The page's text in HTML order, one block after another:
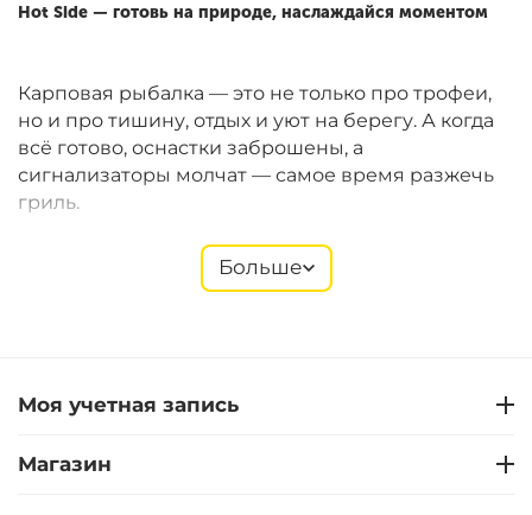
Hot Side — готовь на природе, наслаждайся моментом
Карповая рыбалка — это не только про трофеи,
но и про тишину, отдых и уют на берегу. А когда
всё готово, оснастки заброшены, а
сигнализаторы молчат — самое время разжечь
гриль.
предлагает компактные газовые и
позволяют готовить полноценные блюда прямо
на берегу. В ассортименте — также щипцы,
стартеры и другие полезные мелочи.
Больше
Моя учетная запись
Магазин